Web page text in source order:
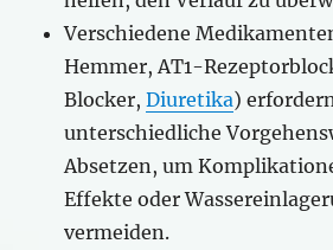
Verschiedene
Hemmer, AT1-
Blocker,Diuretika)
unterschiedliche
Absetzen, um
Effekte oder
vermeiden.